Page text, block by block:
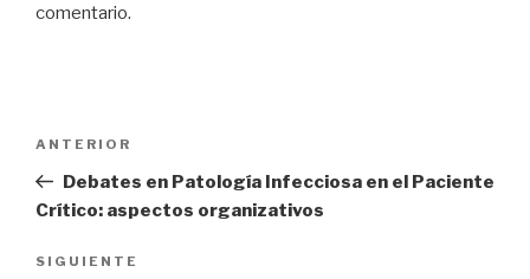
comentario.
entradas
Entrada
anterior:
ANTERIOR
Debates en Patología Infecciosa en el Paciente
Crítico: aspectos organizativos
Siguiente
SIGUIENTE